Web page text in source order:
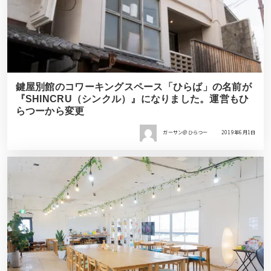
鍵屋別館のコワーキングスペース「ひらば」の名前が
『SHINCRU（シンクル）』になりました。運営もひ
らつーから変更
ガーサン＠ひらつー 2019年6月1日